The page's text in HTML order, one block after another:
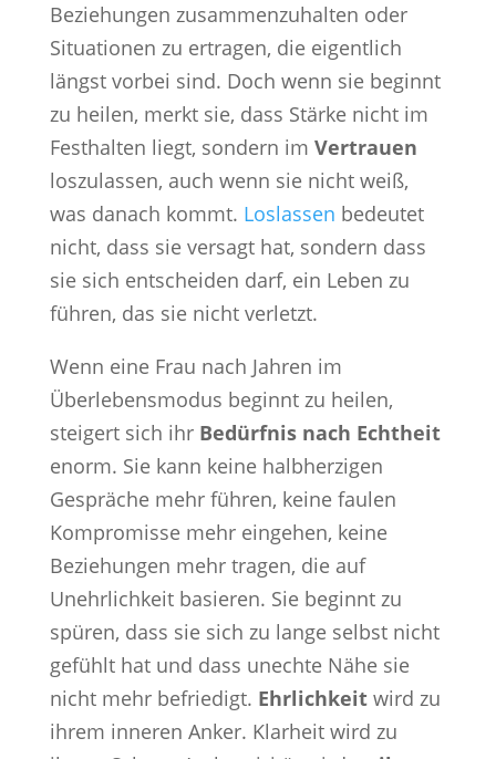
Beziehungen zusammenzuhalten oder
Situationen zu ertragen, die eigentlich
längst vorbei sind. Doch wenn sie beginnt
zu heilen, merkt sie, dass Stärke nicht im
Festhalten liegt, sondern im Vertrauen
loszulassen, auch wenn sie nicht weiß,
was danach kommt. Loslassen bedeutet
nicht, dass sie versagt hat, sondern dass
sie sich entscheiden darf, ein Leben zu
führen, das sie nicht verletzt.
Wenn eine Frau nach Jahren im
Überlebensmodus beginnt zu heilen,
steigert sich ihr Bedürfnis nach Echtheit
enorm. Sie kann keine halbherzigen
Gespräche mehr führen, keine faulen
Kompromisse mehr eingehen, keine
Beziehungen mehr tragen, die auf
Unehrlichkeit basieren. Sie beginnt zu
spüren, dass sie sich zu lange selbst nicht
gefühlt hat und dass unechte Nähe sie
nicht mehr befriedigt. Ehrlichkeitwird zu
ihrem inneren Anker. Klarheit wird zu